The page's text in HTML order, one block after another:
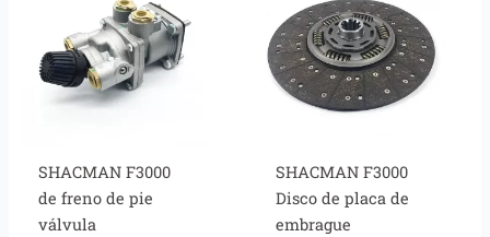
SHACMAN F3000
de freno de pie
válvula
SHACMAN F3000
Disco de placa de
embrague